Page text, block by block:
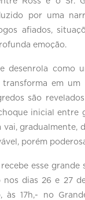
por uma
afiados,
emoção.
desenrola como
transforma em um
são
inicial entre
vai, gradualmente,
porém
esse grande
nos dias 26 e 27
às 17h,- no